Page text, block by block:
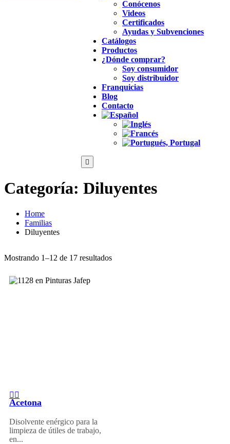
Conócenos
Videos
Certificados
Ayudas y Subvenciones
Catálogos
Productos
¿Dónde comprar?
Soy consumidor
Soy distribuidor
Franquicias
Blog
Contacto
Categoría: Diluyentes
Home
Familias
Diluyentes
Mostrando 1–12 de 17 resultados
Acetona
Disolvente enérgico para la
limpieza de útiles de trabajo,
en...